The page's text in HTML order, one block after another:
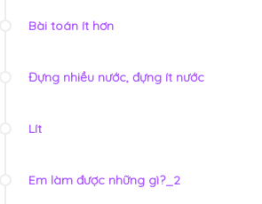
Bài toán ít hơn
Đựng nhiều nước, đựng ít nước
Lít
Em làm được những gì?_2